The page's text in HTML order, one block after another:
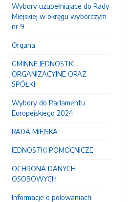
Wybory uzupełniające do Rady
Miejskiej w okręgu wyborczym
nr 9
Organa
GMINNE JEDNOSTKI
ORGANIZACYJNE ORAZ
SPÓŁKI
Wybory do Parlamentu
Europejskiego 2024
RADA MIEJSKA
JEDNOSTKI POMOCNICZE
OCHRONA DANYCH
OSOBOWYCH
Informacje o polowaniach